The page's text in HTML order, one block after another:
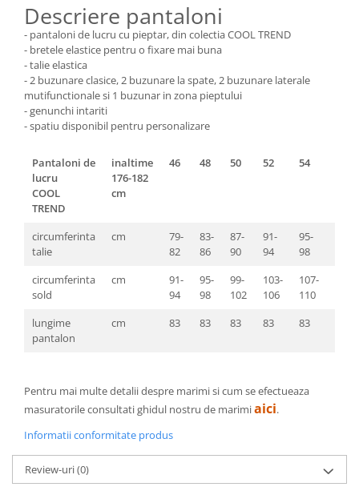
Descriere pantaloni
- pantaloni de lucru cu pieptar, din colectia COOL TREND
- bretele elastice pentru o fixare mai buna
- talie elastica
- 2 buzunare clasice, 2 buzunare la spate, 2 buzunare laterale
mutifunctionale si 1 buzunar in zona pieptului
- genunchi intariti
- spatiu disponibil pentru personalizare
Pantaloni de
lucru
COOL
TREND
inaltime
176-182
cm
46 48 50 52 54
circumferinta
talie
cm
79-
82
83-
86
87-
90
91-
94
95-
98
circumferinta
sold
cm
91-
94
95-
98
99-
102
103-
106
107-
110
lungime
pantalon
cm 83 83 83 83 83
Pentru mai multe detalii despre marimi si cum se efectueaza
masuratorile consultati ghidul nostru de marimiaici.
Informatii conformitate produs
Review-uri(0)